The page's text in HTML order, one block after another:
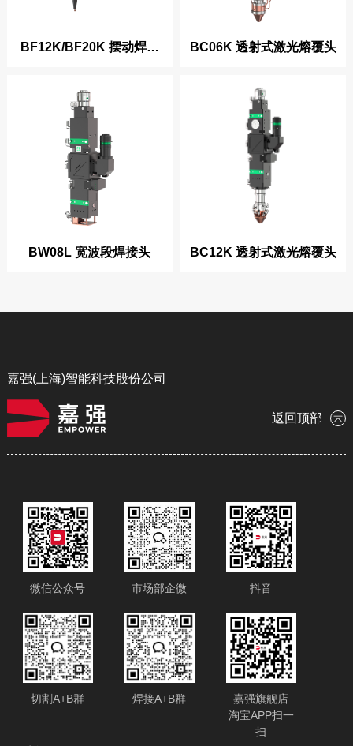
BF12K/BF20K 摆动焊接
BC06K 透射式激光熔覆头
BW08L 宽波段焊接头 BC12K 透射式激光熔覆头
嘉强(上海)智能科技股份公司
返回顶部
微信公众号 市场部企微 抖音
切割A+B群 焊接A+B群
嘉强旗舰店
淘宝APP扫一
扫